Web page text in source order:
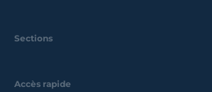
Sections
Accès rapide